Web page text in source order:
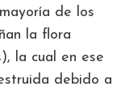
de los
la flora
la cual en ese
debido a